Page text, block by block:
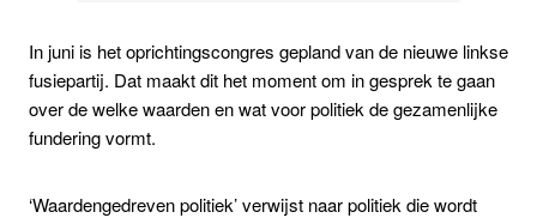
In juni is het oprichtingscongres gepland van de nieuwe linkse
fusiepartij. Dat maakt dit het moment om in gesprek te gaan
over de welke waarden en wat voor politiek de gezamenlijke
fundering vormt.
‘Waardengedreven politiek’ verwijst naar politiek die wordt